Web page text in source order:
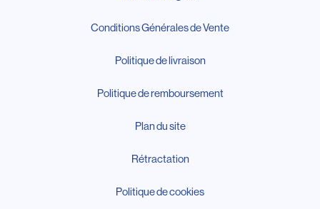
Conditions Générales de Vente
Politique de livraison
Politique de remboursement
Plan du site
Rétractation
Politique de cookies